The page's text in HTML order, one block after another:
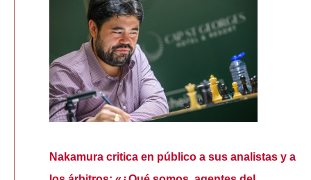
Nakamura critica en público a sus analistas y a